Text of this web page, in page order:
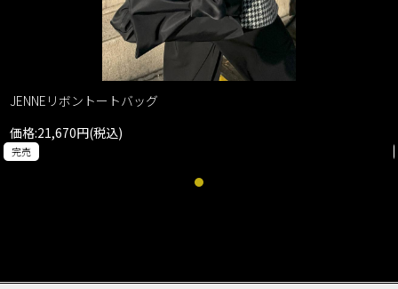
JENNEリボントートバッグ
価格:21,670円(税込)
完売